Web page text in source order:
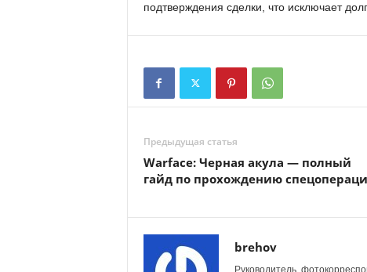
подтверждения сделки, что исключает
Предыдущая статья
Warface: Черная акула — полный
гайд по прохождению
brehov
Руководитель,